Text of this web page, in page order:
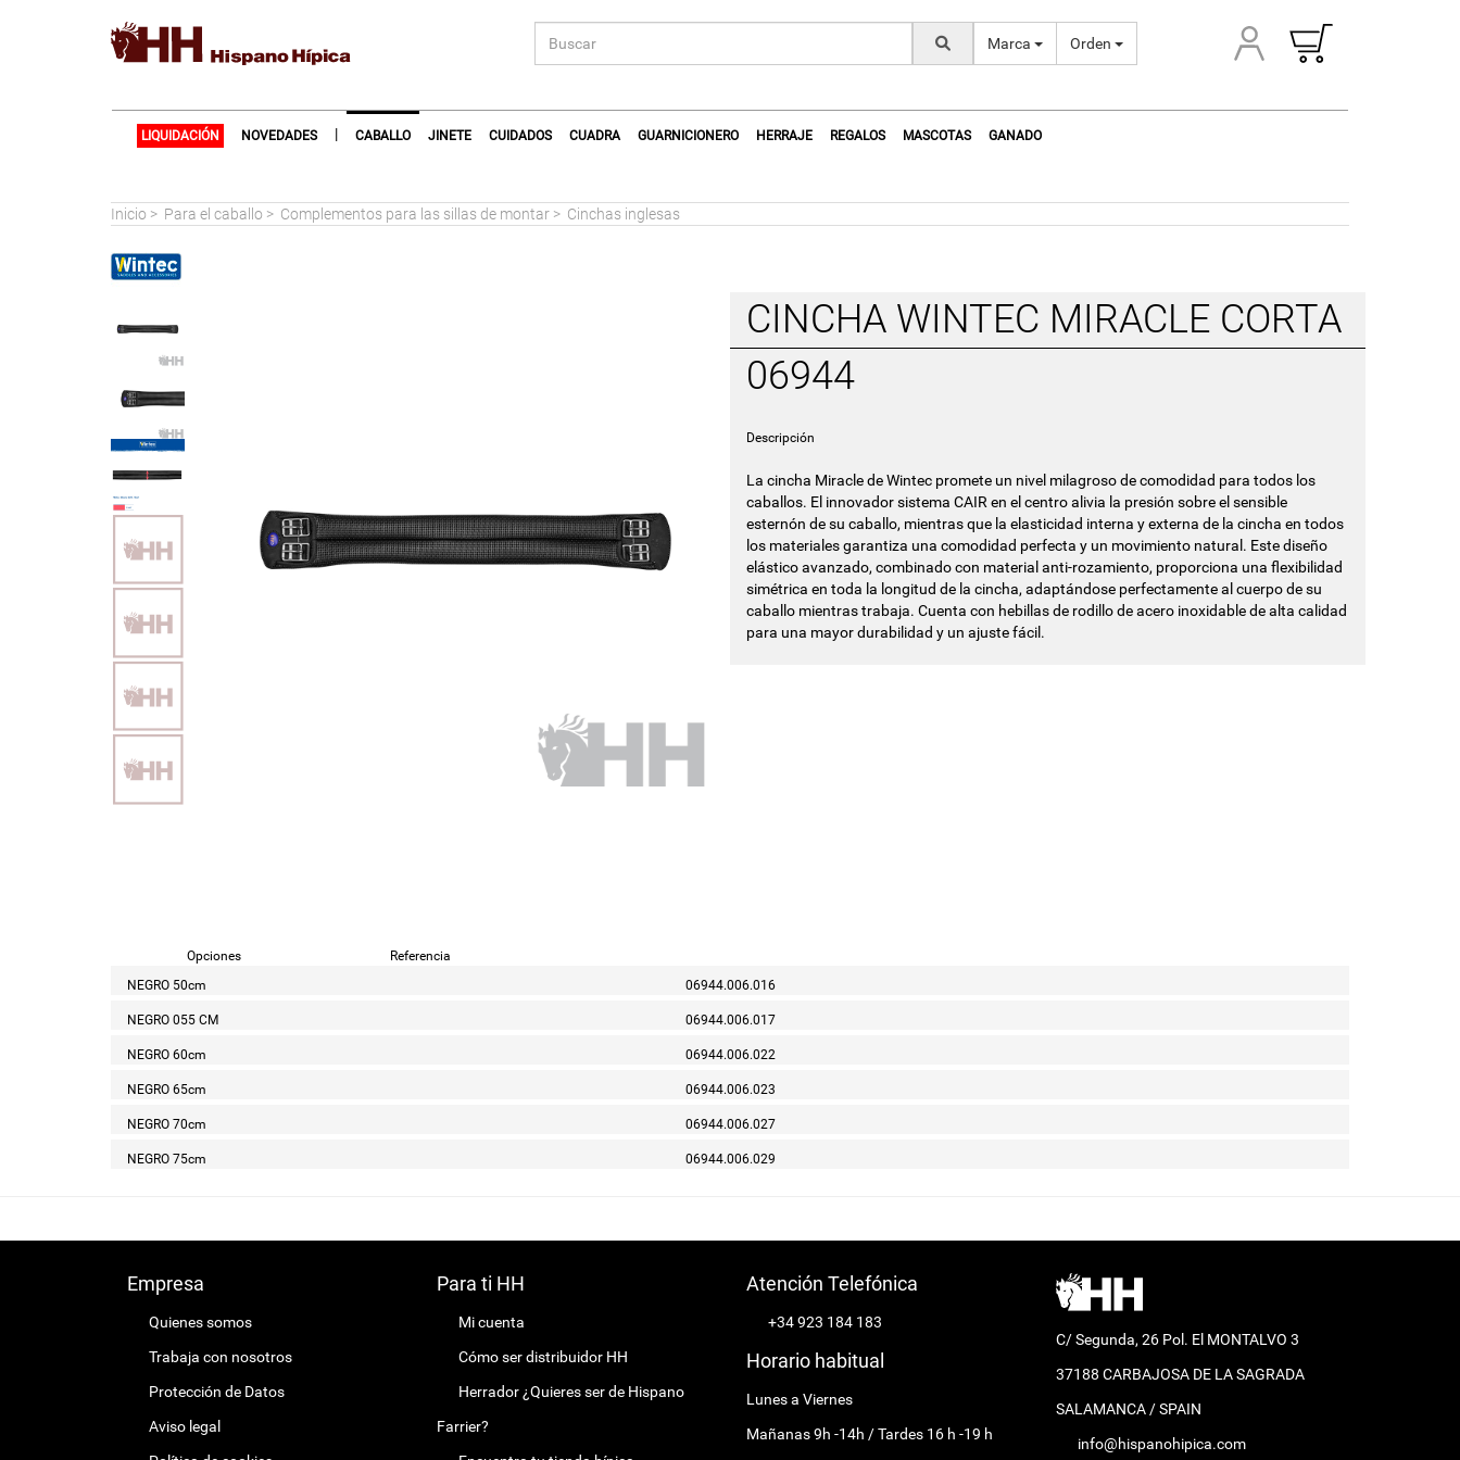
Marca Orden
LIQUIDACIÓN NOVEDADES | CABALLO JINETE CUIDADOS CUADRA GUARNICIONERO HERRAJE REGALOS MASCOTAS GANADO
Inicio > Para el caballo > Complementos para las sillas de montar > Cinchas inglesas
CINCHA WINTEC MIRACLE CORTA
06944
Descripción
La cincha Miracle de Wintec promete un nivel milagroso de comodidad para todos los
caballos. El innovador sistema CAIR en el centro alivia la presión sobre el sensible
esternón de su caballo, mientras que la elasticidad interna y externa de la cincha en todos
los materiales garantiza una comodidad perfecta y un movimiento natural. Este diseño
elástico avanzado, combinado con material anti-rozamiento, proporciona una flexibilidad
simétrica en toda la longitud de la cincha, adaptándose perfectamente al cuerpo de su
caballo mientras trabaja. Cuenta con hebillas de rodillo de acero inoxidable de alta calidad
para una mayor durabilidad y un ajuste fácil.
Opciones
Referencia
NEGRO 50cm
06944.006.016
NEGRO 055 CM 06944.006.017
NEGRO 60cm 06944.006.022
NEGRO 65cm 06944.006.023
NEGRO 70cm 06944.006.027
NEGRO 75cm 06944.006.029
Empresa
Quienes somos
Trabaja con nosotros
Protección de Datos
Aviso legal
Para ti HH
Mi cuenta
Cómo ser distribuidor HH
Herrador ¿Quieres ser de Hispano
Farrier?
Atención Telefónica
+34 923 184 183
Horario habitual
Lunes a Viernes
Mañanas 9h -14h / Tardes 16 h -19 h
C/ Segunda, 26 Pol. El MONTALVO 3
37188 CARBAJOSA DE LA SAGRADA
SALAMANCA / SPAIN
info@hispanohipica.com